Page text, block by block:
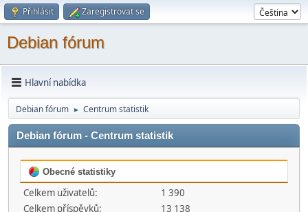
Přihlásit Zaregistrovat se
Debian fórum
Hlavní nabídka
Debian fórum ► Centrum statistik
Debian fórum - Centrum statistik
Obecné statistiky
Celkem uživatelů:
1 390
Celkem příspěvků:
13 138